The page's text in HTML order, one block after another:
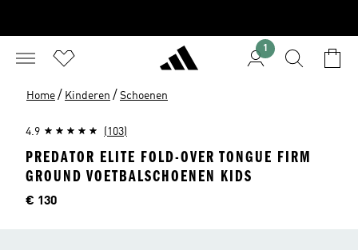
1
Home / Kinderen / Schoenen
4.9 (103)
PREDATOR ELITE FOLD-OVER TONGUE FIRM
GROUND VOETBALSCHOENEN KIDS
Price
€ 130